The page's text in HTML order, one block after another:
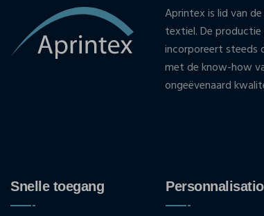
Aprintex is lid van
textiel. De productie
incorporeert steeds
met de know-how
ongeëvenaard
Snelle toegang